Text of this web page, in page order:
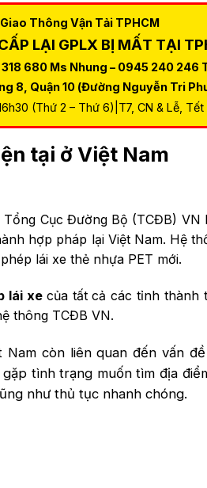
Thông Vận Tải TPHCM
LẠI GPLX BỊ MẤT TẠI
680 Ms Nhung – 0945 240 246
8, Quận 10 (Đường Nguyễn Tri
(Thứ 2 – Thứ 6)|T7, CN & Lễ, Tết
tại ở Việt Nam
Tổng Cục Đường Bộ (TCĐB) VN
hợp pháp lại Việt Nam. Hệ
lái xe thẻ nhựa PET mới.
lái xe của tất cả các tỉnh thành
thông TCĐB VN.
còn liên quan đến vấn
gặp tình trạng muốn tìm địa
như thủ tục nhanh chóng.